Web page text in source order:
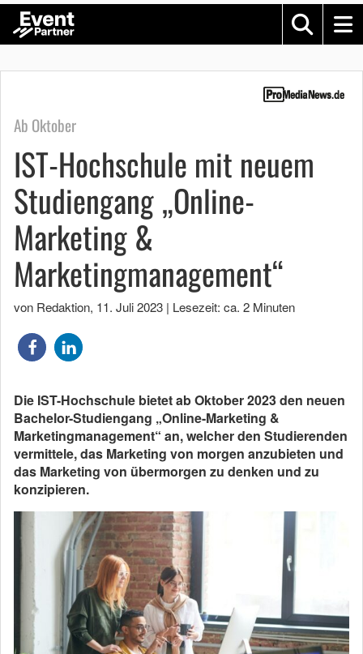
Ab Oktober
IST-Hochschule mit neuem
Studiengang „Online-
Marketing &
Marketingmanagement“
von Redaktion, 11. Juli 2023 | Lesezeit: ca. 2 Minuten
Die IST-Hochschule bietet ab Oktober 2023 den neuen
Bachelor-Studiengang „Online-Marketing &
Marketingmanagement“ an, welcher den Studierenden
vermittele, das Marketing von morgen anzubieten und
das Marketing von übermorgen zu denken und zu
konzipieren.